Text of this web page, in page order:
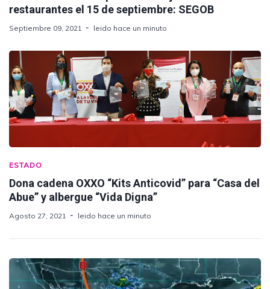
restaurantes el 15 de septiembre: SEGOB
Septiembre 09, 2021 leido hace un minuto
ESTADO
Dona cadena OXXO “Kits Anticovid” para “Casa del
Abue” y albergue “Vida Digna”
Agosto 27, 2021 leido hace un minuto